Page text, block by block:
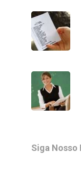
Siga Nosso